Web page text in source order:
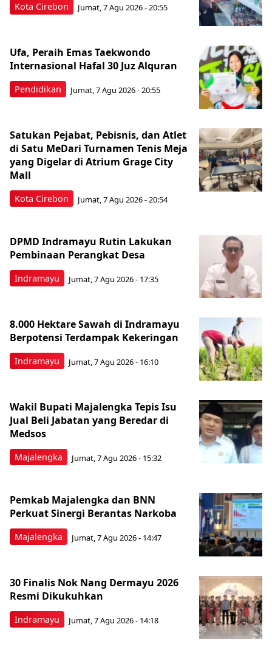
Kota Cirebon Jumat, 7 Agu 2026 - 20:55
Pendidikan
Ufa, Peraih Emas Taekwondo
Internasional Hafal 30 Juz Alquran
Jumat, 7 Agu 2026 - 20:55
Kota Cirebon
Satukan Pejabat, Pebisnis, dan Atlet
di Satu MeDari Turnamen Tenis Meja
yang Digelar di Atrium Grage City
Mall
Jumat, 7 Agu 2026 - 20:54
Indramayu
DPMD Indramayu Rutin Lakukan
Pembinaan Perangkat Desa
Jumat, 7 Agu 2026 - 17:35
Indramayu
8.000 Hektare Sawah di Indramayu
Berpotensi Terdampak Kekeringan
Jumat, 7 Agu 2026 - 16:10
Majalengka
Wakil Bupati Majalengka Tepis Isu
Jual Beli Jabatan yang Beredar di
Medsos
Jumat, 7 Agu 2026 - 15:32
Majalengka
Pemkab Majalengka dan BNN
Perkuat Sinergi Berantas Narkoba
Jumat, 7 Agu 2026 - 14:47
Indramayu
30 Finalis Nok Nang Dermayu 2026
Resmi Dikukuhkan
Jumat, 7 Agu 2026 - 14:18